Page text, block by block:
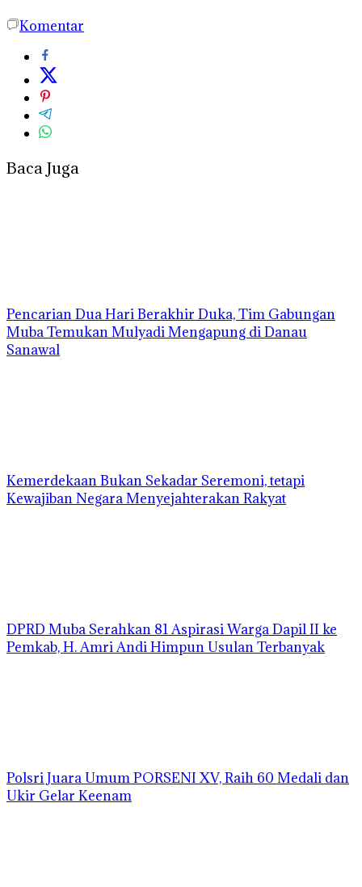
Komentar
Baca Juga
Pencarian Dua Hari Berakhir Duka, Tim Gabungan
Muba Temukan Mulyadi Mengapung di Danau
Sanawal
Kemerdekaan Bukan Sekadar Seremoni, tetapi
Kewajiban Negara Menyejahterakan Rakyat
DPRD Muba Serahkan 81 Aspirasi Warga Dapil II ke
Pemkab, H. Amri Andi Himpun Usulan Terbanyak
Polsri Juara Umum PORSENI XV, Raih 60 Medali dan
Ukir Gelar Keenam